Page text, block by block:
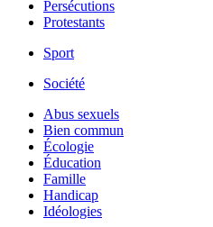
Persécutions
Protestants
Sport
Société
Abus sexuels
Bien commun
Écologie
Éducation
Famille
Handicap
Idéologies